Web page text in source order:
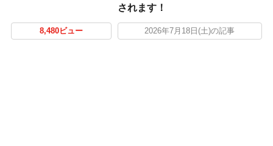
されます！
8,480ビュー 2026年7月18日(土)の記事